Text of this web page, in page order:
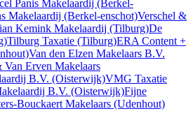
Panis Makelaardij (Berkel-
Makelaardij (Berkel-enschot)Verschel &
Kemink Makelaardij (Tilburg)De
Tilburg Taxatie (Tilburg)ERA Content +
Van den Elzen Makelaars B.V.
Erven Makelaars
B.V. (Oisterwijk)VMG Taxatie
B.V. (Oisterwijk)Fijne
Bouckaert Makelaars (Udenhout)